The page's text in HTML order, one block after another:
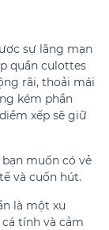
sự lãng mạn
quần culottes
rãi, thoải mái
kém phần
xếp sẽ giữ
muốn có vẻ
và cuốn hút.
là một xu
tính và cảm